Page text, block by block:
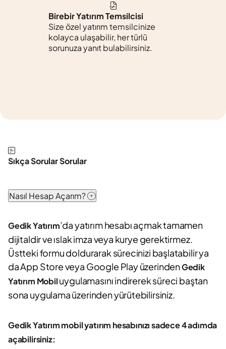
Birebir Yatırım Temsilcisi
Size özel yatırım temsilcinize
kolayca ulaşabilir, her türlü
sorunuza yanıt bulabilirsiniz.
Sıkça Sorular Sorular
Nasıl Hesap Açarım?
Gedik Yatırım’da yatırım hesabı açmak tamamen
dijitaldir ve ıslak imza veya kurye gerektirmez.
Üstteki formu doldurarak sürecinizi başlatabilir ya
da App Store veya Google Play üzerindenGedik
Yatırım Mobiluygulamasını indirerek süreci baştan
sona uygulama üzerinden yürütebilirsiniz.
Gedik Yatırım mobil yatırım hesabınızı sadece 4 adımda
açabilirsiniz: